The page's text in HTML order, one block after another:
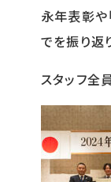
永年表彰や
でを振り返
スタッフ全